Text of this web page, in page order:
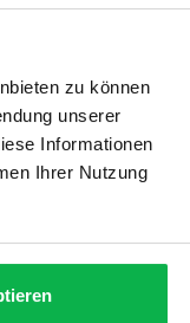
zu können
unserer
Informationen
Ihrer Nutzung